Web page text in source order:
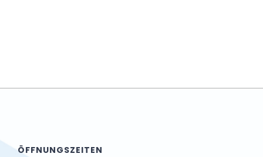
ÖFFNUNGSZEITEN